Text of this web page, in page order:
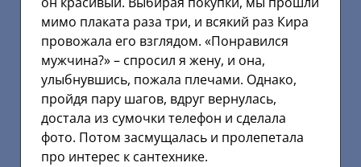
мимо плаката раза три, и всякий раз Кира
провожала его взглядом. «Понравился
мужчина?» – спросил я жену, и она,
улыбнувшись, пожала плечами. Однако,
пройдя пару шагов, вдруг вернулась,
достала из сумочки телефон и сделала
фото. Потом засмущалась и пролепетала
про интерес к сантехнике.